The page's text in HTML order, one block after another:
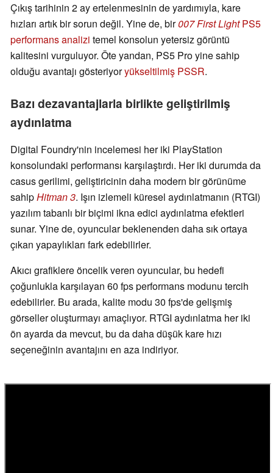
Çıkış tarihinin 2 ay ertelenmesinin de yardımıyla, kare
hızları artık bir sorun değil. Yine de, bir007 First LightPS5
performans analizi temel konsolun yetersiz görüntü
kalitesini vurguluyor. Öte yandan, PS5 Pro yine sahip
olduğu avantajı gösteriyoryükseltilmiş PSSR.
Bazı dezavantajlarla birlikte geliştirilmiş
aydınlatma
Digital Foundry'nin incelemesi her iki PlayStation
konsolundaki performansı karşılaştırdı. Her iki durumda da
casus gerilimi, geliştiricinin daha modern bir görünüme
sahipHitman 3. Işın izlemeli küresel aydınlatmanın (RTGI)
yazılım tabanlı bir biçimi ikna edici aydınlatma efektleri
sunar. Yine de, oyuncular beklenenden daha sık ortaya
çıkan yapaylıkları fark edebilirler.
Akıcı grafiklere öncelik veren oyuncular, bu hedefi
çoğunlukla karşılayan 60 fps performans modunu tercih
edebilirler. Bu arada, kalite modu 30 fps'de gelişmiş
görseller oluşturmayı amaçlıyor. RTGI aydınlatma her iki
ön ayarda da mevcut, bu da daha düşük kare hızı
seçeneğinin avantajını en aza indiriyor.